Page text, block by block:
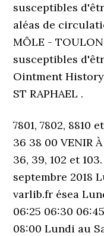
susceptibles
aléas de
MÔLE -
susceptibles
Ointment
ST RAPHAEL .
7801, 7802, 8810
36 38 00 VENIR À
36, 39, 102 et
septembre 2018
varlib.fr ésea
06:25 06:30 06:45
08:00 Lundi au